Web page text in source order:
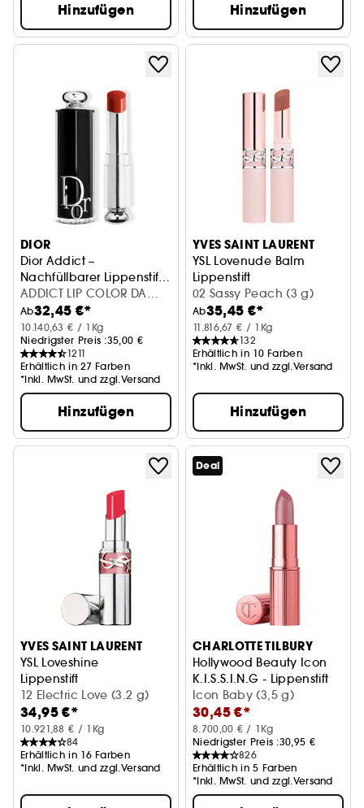
Hinzufügen Hinzufügen
DIOR
Dior Addict –
Nachfüllbarer Lippenstift
mit Glanz-Finish
ADDICT LIP COLOR DA
LIPSTICK 250 INT25
Ab32,45 €*
10.140,63 € / 1Kg
Niedrigster Preis :35,00 €
1211
Erhältlich in 27 Farben
*Inkl. MwSt. und zzgl.Versand
Hinzufügen
YVES SAINT LAURENT
YSL Lovenude Balm
Lippenstift
02 Sassy Peach (3 g)
Ab35,45 €*
11.816,67 € / 1Kg
132
Erhältlich in 10 Farben
*Inkl. MwSt. und zzgl.Versand
Hinzufügen
YVES SAINT LAURENT
YSL Loveshine
Lippenstift
12 Electric Love (3.2 g)
34,95 €*
10.921,88 € / 1Kg
84
Erhältlich in 16 Farben
*Inkl. MwSt. und zzgl.Versand
Deal
CHARLOTTE TILBURY
Hollywood Beauty Icon
K.I.S.S.I.N.G - Lippenstift
Icon Baby (3,5 g)
30,45 €*
8.700,00 € / 1Kg
Niedrigster Preis :30,95 €
826
Erhältlich in 5 Farben
*Inkl. MwSt. und zzgl.Versand